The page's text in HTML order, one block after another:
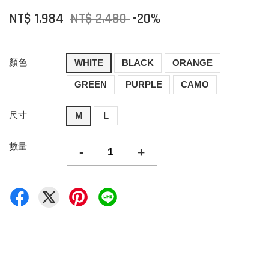
NT$ 1,984 NT$ 2,480 -20%
顏色 WHITE BLACK ORANGE
GREEN PURPLE CAMO
尺寸 M L
數量 - +